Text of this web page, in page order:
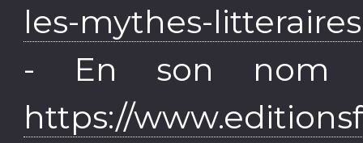
les-mythes-litteraires
- En son nom
https://